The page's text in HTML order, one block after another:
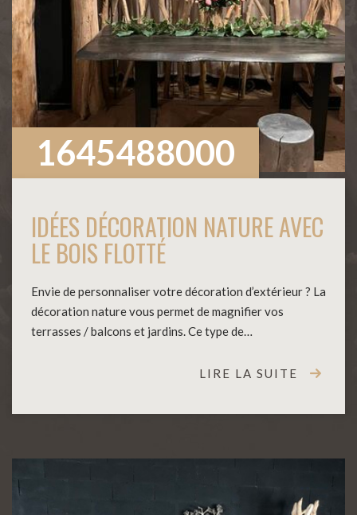
1645488000
IDÉES DÉCORATION NATURE AVEC
LE BOIS FLOTTÉ
Envie de personnaliser votre décoration d’extérieur ? La
décoration nature vous permet de magnifier vos
terrasses / balcons et jardins. Ce type de…
LIRE LA SUITE